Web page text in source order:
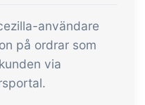
och
användare
på ordrar som
via